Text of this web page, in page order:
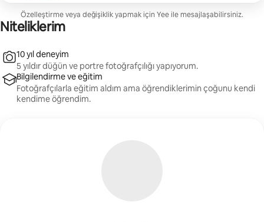
Özelleştirme veya değişiklik yapmak için Yee ile mesajlaşabilirsiniz.
Niteliklerim
10 yıl deneyim
5 yıldır düğün ve portre fotoğrafçılığı yapıyorum.
Bilgilendirme ve eğitim
Fotoğrafçılarla eğitim aldım ama öğrendiklerimin çoğunu kendi
kendime öğrendim.